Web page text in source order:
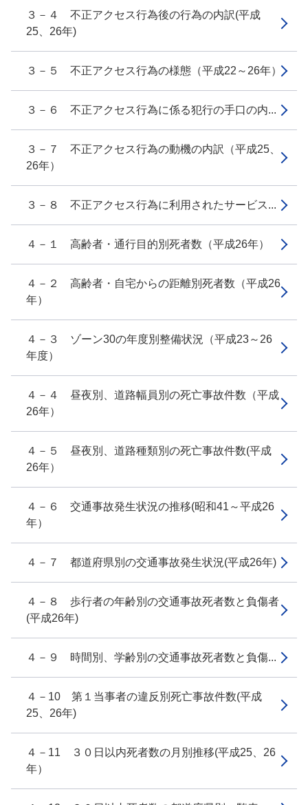
３－４ 不正アクセス行為後の行為の内訳(平成
25、26年)
３－５ 不正アクセス行為の様態（平成22～26年）
３－６ 不正アクセス行為に係る犯行の手口の内...
３－７ 不正アクセス行為の動機の内訳（平成25、
26年）
３－８ 不正アクセス行為に利用されたサービス...
４－１ 高齢者・通行目的別死者数（平成26年）
４－２ 高齢者・自宅からの距離別死者数（平成26
年）
４－３ ゾーン30の年度別整備状況（平成23～26
年度）
４－４ 昼夜別、道路幅員別の死亡事故件数（平成
26年）
４－５ 昼夜別、道路種類別の死亡事故件数(平成
26年）
４－６ 交通事故発生状況の推移(昭和41～平成26
年）
４－７ 都道府県別の交通事故発生状況(平成26年)
４－８ 歩行者の年齢別の交通事故死者数と負傷者
(平成26年)
４－９ 時間別、学齢別の交通事故死者数と負傷...
４－10 第１当事者の違反別死亡事故件数(平成
25、26年)
４－11 ３０日以内死者数の月別推移(平成25、26
年）